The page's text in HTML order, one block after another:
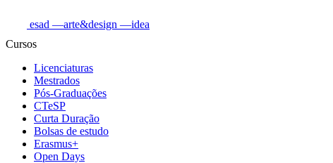
esad —arte&design —idea
Cursos
Licenciaturas
Mestrados
Pós-Graduações
CTeSP
Curta Duração
Bolsas de estudo
Erasmus+
Open Days